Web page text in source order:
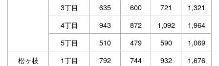
3丁目
635 600 721
1,321
4丁目
943 872 1,092
1,964
5丁目
510 479 590
1,069
松ヶ枝
1丁目 792 744 932
1,676